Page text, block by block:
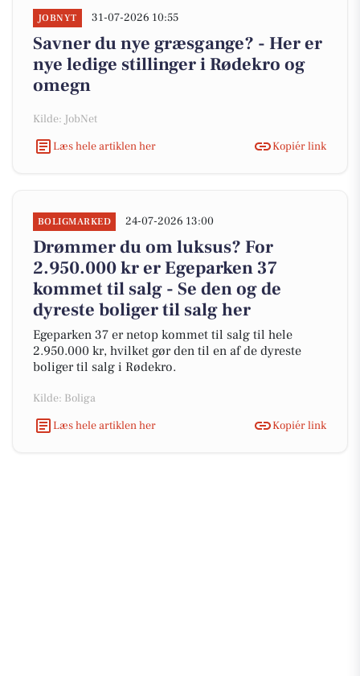
JOBNYT 31-07-2026 10:55
Savner du nye græsgange? - Her er
nye ledige stillinger i Rødekro og
omegn
Kilde: JobNet
Læs hele artiklen her
Kopiér link
BOLIGMARKED 24-07-2026 13:00
Drømmer du om luksus? For
2.950.000 kr er Egeparken 37
kommet til salg - Se den og de
dyreste boliger til salg her
Egeparken 37 er netop kommet til salg til hele
2.950.000 kr, hvilket gør den til en af de dyreste
boliger til salg i Rødekro.
Kilde: Boliga
Læs hele artiklen her
Kopiér link